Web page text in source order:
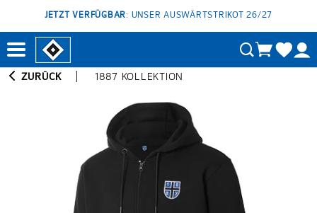
JETZT VERFÜGBAR: UNSER AUSWÄRTSTRIKOT 26/27
ZURÜCK 1887 KOLLEKTION